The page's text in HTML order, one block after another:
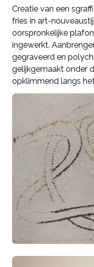
Creatie van een
fries in art-
oorspronkelijke
ingewerkt.
gegraveerd en
gelijkgemaakt onder
opklimmend langs